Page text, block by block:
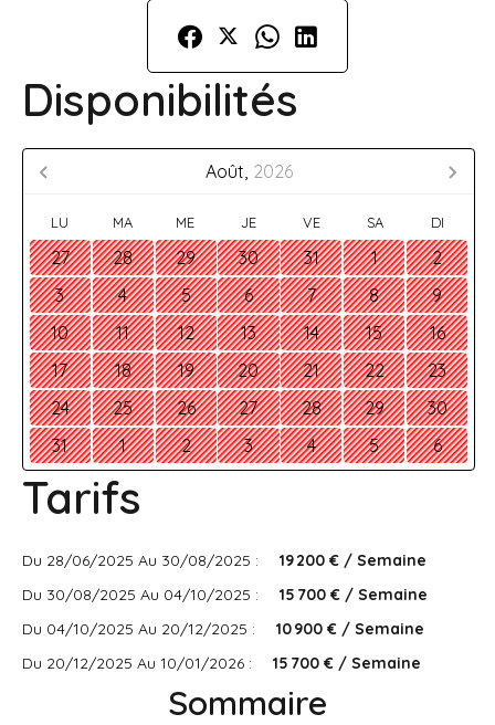
Disponibilités
Août, 2026
LU MA ME JE VE SA DI
27 28 29 30 31 1
2
3
4 5 6 7 8
9
10
11 12 13 14 15
16
17
18 19 20 21 22
23
24
25 26 27 28 29
30
31
1 2 3 4 5 6
Tarifs
Du 28/06/2025 Au 30/08/2025 :
19 200 € / Semaine
Du 30/08/2025 Au 04/10/2025 :
15 700 € / Semaine
Du 04/10/2025 Au 20/12/2025 :
10 900 € / Semaine
Du 20/12/2025 Au 10/01/2026 :
15 700 € / Semaine
Sommaire